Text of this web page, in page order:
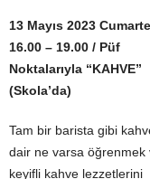
13 Mayıs 2023
16.00 – 19.00 / Püf
Noktalarıyla “KAHVE”
(Skola’da)
Tam bir barista gibi
dair ne varsa öğrenmek
keyifli kahve lezzetlerini